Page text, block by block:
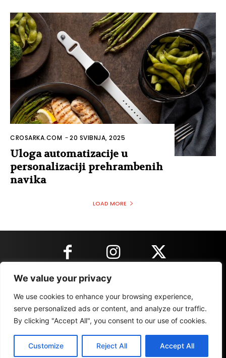
We value your privacy
We use cookies to enhance your browsing experience,
serve personalized ads or content, and analyze our traffic.
By clicking "Accept All", you consent to our use of cookies.
Customize Reject All Accept All
CROSARKA.COM -20 SVIBNJA, 2025
Uloga automatizacije u
personalizaciji prehrambenih
navika
LOAD MORE
KONTAKT INFORMACIJE
IMPRESSUM MARKETING REZULTATI